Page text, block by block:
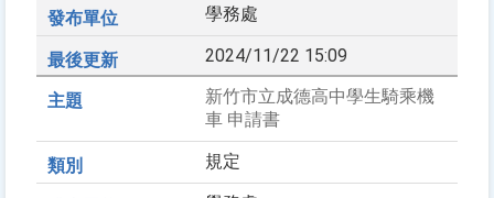
學務處
2024/11/22 15:09
新竹市立成德高中學生騎乘機
車 申請書
規定